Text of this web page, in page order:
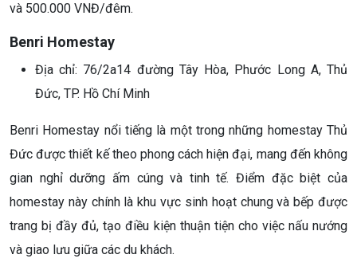
và 500.000 VNĐ/đêm.
Benri Homestay
Địa chỉ: 76/2a14 đường Tây Hòa, Phước Long A, Thủ
Đức, TP. Hồ Chí Minh
Benri Homestay nổi tiếng là một trong những homestay Thủ
Đức được thiết kế theo phong cách hiện đại, mang đến không
gian nghỉ dưỡng ấm cúng và tinh tế. Điểm đặc biệt của
homestay này chính là khu vực sinh hoạt chung và bếp được
trang bị đầy đủ, tạo điều kiện thuận tiện cho việc nấu nướng
và giao lưu giữa các du khách.